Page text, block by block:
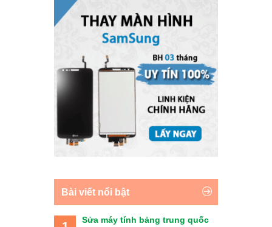
Bài viết nổi bật
Sửa máy tính bảng trung quốc